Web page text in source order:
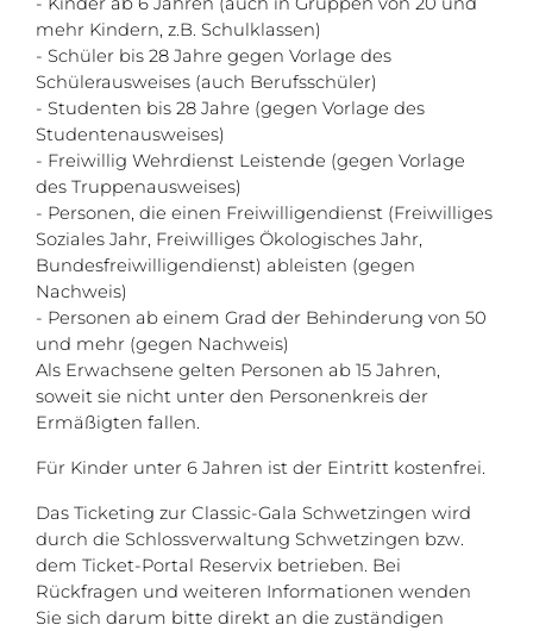
mehr Kindern, z.B. Schulklassen)
- Schüler bis 28 Jahre gegen Vorlage des
Schülerausweises (auch Berufsschüler)
- Studenten bis 28 Jahre (gegen Vorlage des
Studentenausweises)
- Freiwillig Wehrdienst Leistende (gegen Vorlage
des Truppenausweises)
- Personen, die einen Freiwilligendienst (Freiwilliges
Soziales Jahr, Freiwilliges Ökologisches Jahr,
Bundesfreiwilligendienst) ableisten (gegen
Nachweis)
- Personen ab einem Grad der Behinderung von 50
und mehr (gegen Nachweis)
Als Erwachsene gelten Personen ab 15 Jahren,
soweit sie nicht unter den Personenkreis der
Ermäßigten fallen.
Für Kinder unter 6 Jahren ist der Eintritt kostenfrei.
Das Ticketing zur Classic-Gala Schwetzingen wird
durch die Schlossverwaltung Schwetzingen bzw.
dem Ticket-Portal Reservix betrieben. Bei
Rückfragen und weiteren Informationen wenden
Sie sich darum bitte direkt an die zuständigen